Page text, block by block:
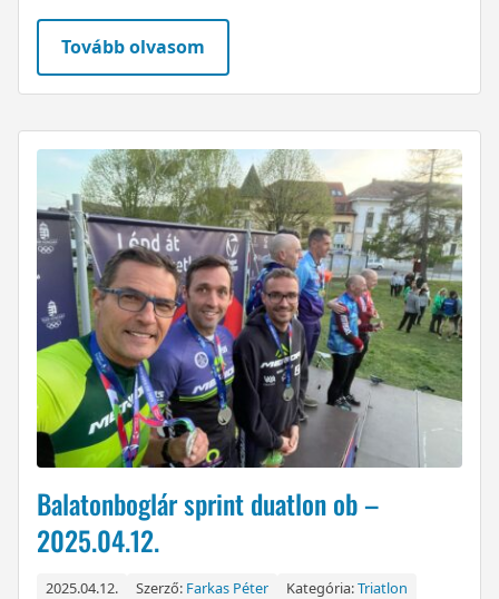
Tovább olvasom
Balatonboglár sprint duatlon ob –
2025.04.12.
2025.04.12. Szerző: Farkas Péter Kategória:Triatlon